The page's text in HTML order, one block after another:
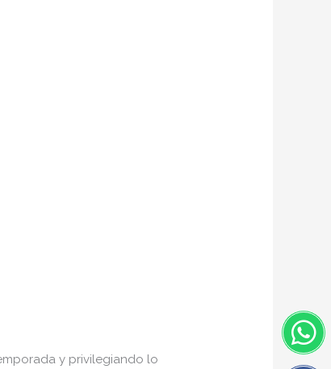
y privilegiando lo
f